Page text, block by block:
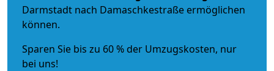
Darmstadt nach Damaschkestraße ermöglichen
können.
Sparen Sie bis zu 60 % der Umzugskosten, nur
bei uns!